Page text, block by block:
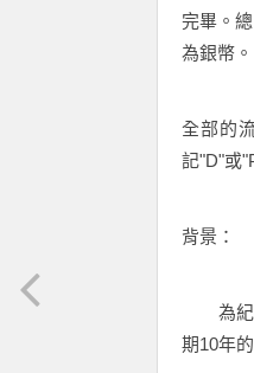
完畢。
為銀幣。
全部的
記"D"或
背景：
為紀念
期10年